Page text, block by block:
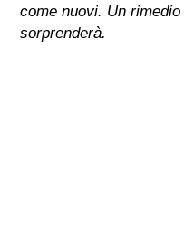
come nuovi. Un
sorprenderà.